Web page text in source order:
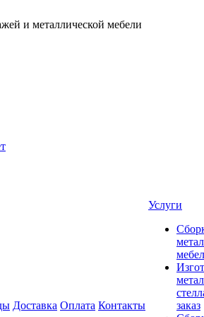
и металлической мебели
Доставка Оплата Контакты
Услуги
заказ